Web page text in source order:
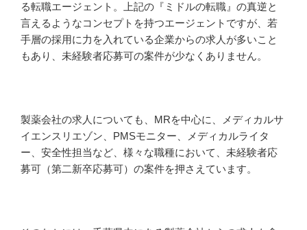
る転職エージェント。上記の『ミドルの転職』の真逆と
言えるようなコンセプトを持つエージェントですが、若
手層の採用に力を入れている企業からの求人が多いこと
もあり、未経験者応募可の案件が少なくありません。
製薬会社の求人についても、MRを中心に、メディカルサ
イエンスリエゾン、PMSモニター、メディカルライタ
ー、安全性担当など、様々な職種において、未経験者応
募可（第二新卒応募可）の案件を押さえています。